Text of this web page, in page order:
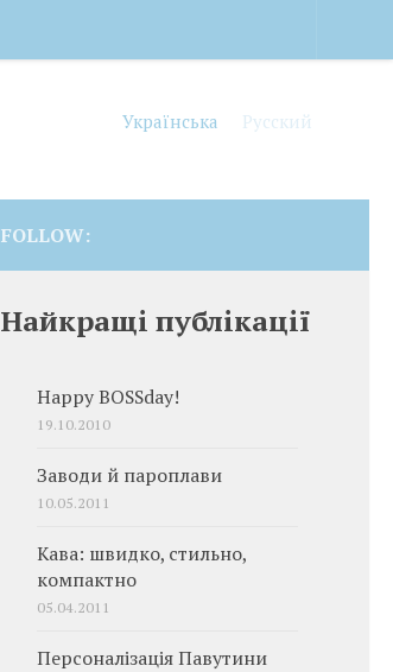
Українська Русский
FOLLOW:
Найкращі публікації
Happy BOSSday!
19.10.2010
Заводи й пароплави
10.05.2011
Кава: швидко, стильно,
компактно
05.04.2011
Персоналізація Павутини